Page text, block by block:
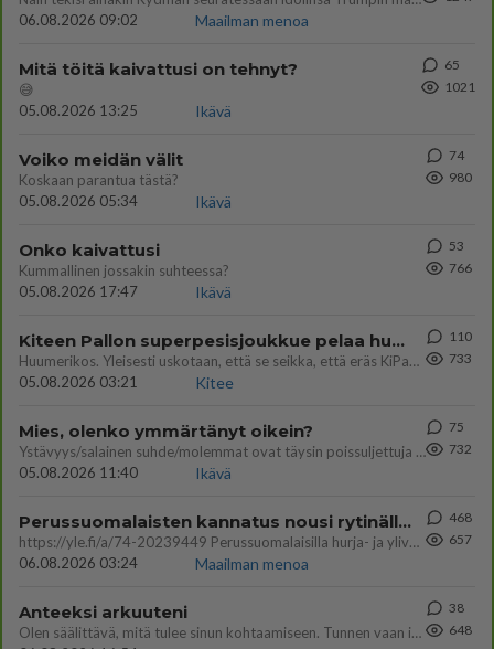
06.08.2026 09:02
Maailman menoa
Mitä töitä kaivattusi on tehnyt?
😅
05.08.2026 13:25
Ikävä
65
1021
Voiko meidän välit
Koskaan parantua tästä?
05.08.2026 05:34
Ikävä
74
980
Onko kaivattusi
Kummallinen jossakin suhteessa?
05.08.2026 17:47
Ikävä
53
766
Kiteen Pallon superpesisjoukkue pelaa huumeiden vaikutuksen alaisena
Huumerikos. Yleisesti uskotaan, että se seikka, että eräs KiPan pelaaja kärähtää huumeista, on vain jäävuoren huippu. M
05.08.2026 03:21
Kitee
110
733
Mies, olenko ymmärtänyt oikein?
Ystävyys/salainen suhde/molemmat ovat täysin poissuljettuja asioita? Nainen
05.08.2026 11:40
Ikävä
75
732
Perussuomalaisten kannatus nousi rytinällä Ylen tänään julkaisemassa tuoreimmassa gallup-kyselyssä.
https://yle.fi/a/74-20239449 Perussuomalaisilla hurja- ja ylivoimaisesti suurin nousu tässä uudessa Ylen gallupissa. Kyl
06.08.2026 03:24
Maailman menoa
468
657
Anteeksi arkuuteni
Olen säälittävä, mitä tulee sinun kohtaamiseen. Tunnen vaan itseni todella epävarmaksi sun kanssa. Jos minun olisi pitän
38
648